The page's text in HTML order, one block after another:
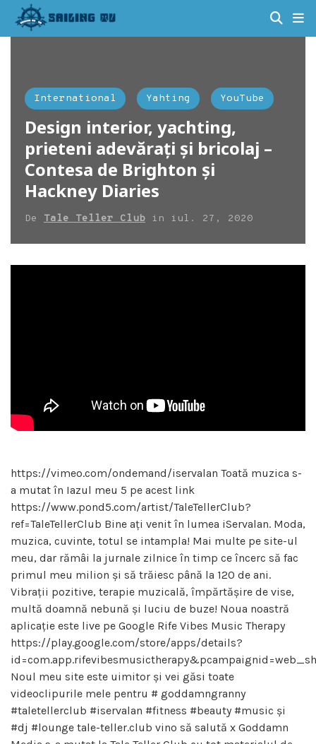
International Yahting YouTube
Design interior, yachting,
prieteni adevărați și bricolaj –
Contesa de Brighton și
Hackney Diaries
De Tale Teller Club in iul. 27, 2020
https://vimeo.com/ondemand/iservalan Toată muzica s-
a mutat în Iazul meu 5 pe acest link
https://www.pond5.com/artist/TaleTellerClub?
ref=TaleTellerClub Bine ați venit în lumea iServalan. Moda,
muzica, cuvinte, totul se intampla! Mai multe pe site-ul
meu, dar rămâi la jurnale zilnice în timp ce încerc să fac
primul meu milion și să trăiesc până la 120 de ani.
Vibrații pozitive, terapie muzicală, împărtășire de vise,
multă doamnă nebună și luciu de buze! Noua noastră
aplicație este live pe Google Rife Vibes Music Therapy
https://play.google.com/store/apps/details?
Noul meu site este uimitor și vei găsi toate
videoclipurile mele pentru # goddamngranny
#taletellerclub #iservalan #fitness #beauty #music și
#dj #lounge tale-teller.club vino să salută x Goddamn